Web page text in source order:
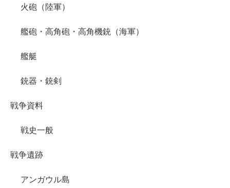
火砲（陸軍）
艦砲・高角砲・高角機銃（海軍）
艦艇
銃器・銃剣
戦争資料
戦史一般
戦争遺跡
アンガウル島